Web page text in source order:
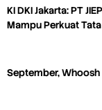
KI DKI Jakarta: PT
Mampu Perkuat
September, Whoosh